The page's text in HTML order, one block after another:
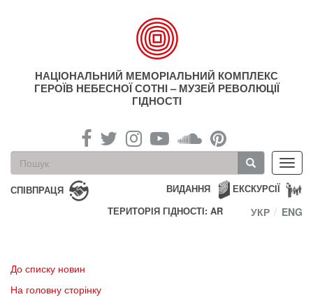
НАЦІОНАЛЬНИЙ МЕМОРІАЛЬНИЙ КОМПЛЕКС
ГЕРОЇВ НЕБЕСНОЇ СОТНІ – МУЗЕЙ РЕВОЛЮЦІЇ
ГІДНОСТІ
Пошукова
форма
Пошук
СПІВПРАЦЯ ЕКСКУРСІЇ
ВИДАННЯ
ТЕРИТОРІЯ ГІДНОСТІ: AR
УКР ENG
До списку новин
На головну сторінку